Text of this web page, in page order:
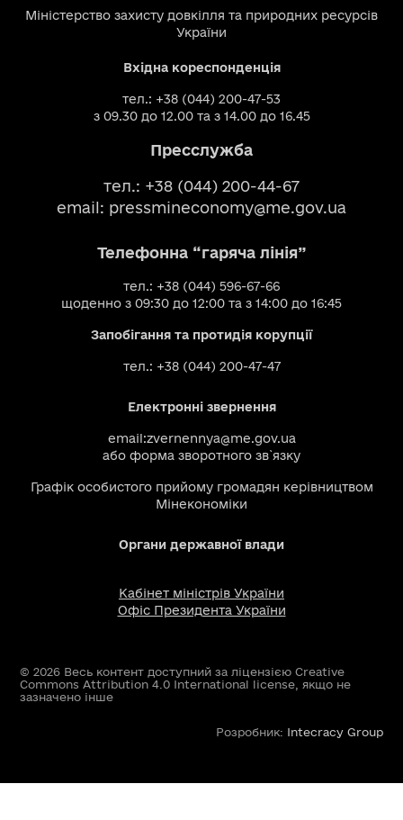
Міністерство захисту довкілля та природних ресурсів
України
Вхідна кореспонденція
тел.: +38 (044) 200-47-53
з 09.30 до 12.00 та з 14.00 до 16.45
Пресслужба
тел.: +38 (044) 200-44-67
email: pressmineconomy@me.gov.ua
Телефонна “гаряча лінія”
тел.: +38 (044) 596-67-66
щоденно з 09:30 до 12:00 та з 14:00 до 16:45
Запобігання та протидія корупції
тел.: +38 (044) 200-47-47
Електронні звернення
email:zvernennya@me.gov.ua
або форма зворотного зв`язку
Графік особистого прийому громадян керівництвом
Мінекономіки
Органи державної влади
Кабінет міністрів України
Офіс Президента України
© 2026 Весь контент доступний за ліцензією Creative
Commons Attribution 4.0 International license, якщо не
зазначено інше
Розробник: Intecracy Group